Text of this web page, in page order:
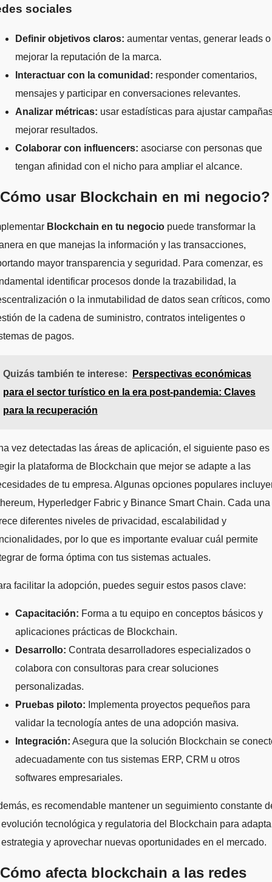
sociales
Definir objetivos claros: aumentar ventas, generar leads o
mejorar la reputación de la marca.
Interactuar con la comunidad: responder comentarios,
mensajes y participar en conversaciones relevantes.
Analizar métricas: usar estadísticas para ajustar
mejorar resultados.
Colaborar con influencers: asociarse con personas que
tengan afinidad con el nicho para ampliar el alcance.
usar Blockchain en mi negocio?
Blockchain en tu negocio puede transformar la
en que manejas la información y las transacciones,
mayor transparencia y seguridad. Para comenzar, es
identificar procesos donde la trazabilidad, la
o la inmutabilidad de datos sean críticos, como
de la cadena de suministro, contratos inteligentes o
de pagos.
Quizás también te interese:
Perspectivas económicas
para el sector turístico en la era post-pandemia: Claves
para la recuperación
vez detectadas las áreas de aplicación, el siguiente paso es
la plataforma de Blockchain que mejor se adapte a las
de tu empresa. Algunas opciones populares
Hyperledger Fabric y Binance Smart Chain. Cada una
diferentes niveles de privacidad, escalabilidad y
por lo que es importante evaluar cuál permite
de forma óptima con tus sistemas actuales.
facilitar la adopción, puedes seguir estos pasos clave:
Capacitación: Forma a tu equipo en conceptos básicos y
aplicaciones prácticas de Blockchain.
Desarrollo: Contrata desarrolladores especializados o
colabora con consultoras para crear soluciones
personalizadas.
Pruebas piloto: Implementa proyectos pequeños para
validar la tecnología antes de una adopción masiva.
Integración: Asegura que la solución Blockchain se
adecuadamente con tus sistemas ERP, CRM u otros
softwares empresariales.
es recomendable mantener un seguimiento constante
tecnológica y regulatoria del Blockchain para
y aprovechar nuevas oportunidades en el mercado.
afecta blockchain a las redes